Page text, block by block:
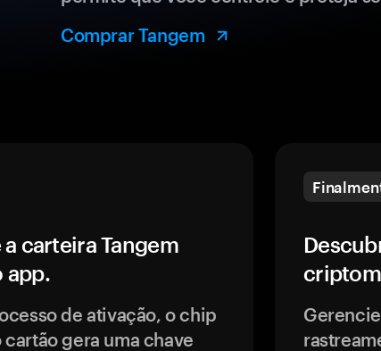
Comprar Tangem
carteira Tangem
app.
de ativação, o chip
gera uma chave